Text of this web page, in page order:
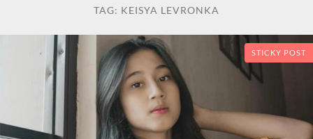
TAG: KEISYA LEVRONKA
STICKY POST